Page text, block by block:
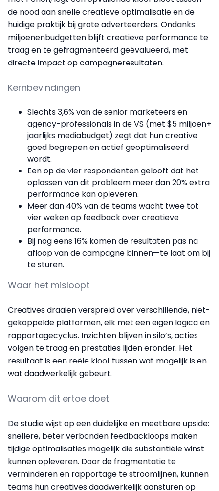
de nood aan snelle creatieve optimalisatie en de
huidige praktijk bij grote adverteerders. Ondanks
miljoenenbudgetten blijft creatieve performance te
traag en te gefragmenteerd geëvalueerd, met
directe impact op campagneresultaten.
Kernbevindingen
Slechts 3,6% van de senior marketeers en
agency-professionals in de VS (met $5 miljoen+
jaarlijks mediabudget) zegt dat hun creative
goed begrepen en actief geoptimaliseerd
wordt.
Een op de vier respondenten gelooft dat het
oplossen van dit probleem meer dan 20% extra
performance kan opleveren.
Meer dan 40% van de teams wacht twee tot
vier weken op feedback over creatieve
performance.
Bij nog eens 16% komen de resultaten pas na
afloop van de campagne binnen—te laat om bij
te sturen.
Waar het misloopt
Creatives draaien verspreid over verschillende, niet-
gekoppelde platformen, elk met een eigen logica en
rapportagecyclus. Inzichten blijven in silo’s, acties
volgen te traag en prestaties lijden eronder. Het
resultaat is een reële kloof tussen wat mogelijk is en
wat daadwerkelijk gebeurt.
Waarom dit ertoe doet
De studie wijst op een duidelijke en meetbare upside:
snellere, beter verbonden feedbackloops maken
tijdige optimalisaties mogelijk die substantiële winst
kunnen opleveren. Door de fragmentatie te
verminderen en rapportage te stroomlijnen, kunnen
teams hun creatives daadwerkelijk aansturen op